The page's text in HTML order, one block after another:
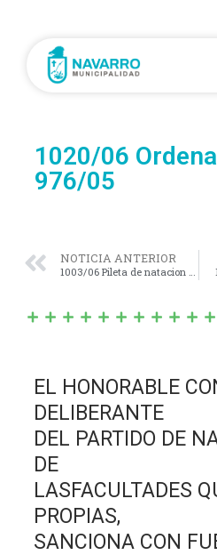
1020/06
976/05
NOTICIA ANTERIOR
1003/06 Pileta de natacion cubieta
EL HONORABLE
DELIBERANTE
DEL PARTIDO DE
DE
LASFACULTADES
PROPIAS,
SANCIONA CON